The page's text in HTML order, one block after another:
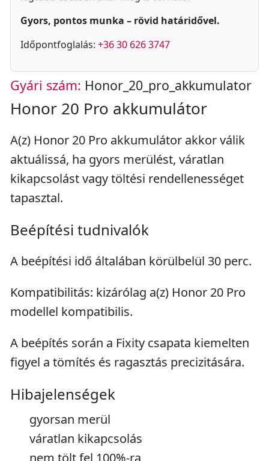
Gyors, pontos munka – rövid határidővel.
Időpontfoglalás: +36 30 626 3747
Gyári szám: Honor_20_pro_akkumulator
Honor 20 Pro akkumulátor
A(z) Honor 20 Pro akkumulátor akkor válik
aktuálissá, ha gyors merülést, váratlan
kikapcsolást vagy töltési rendellenességet
tapasztal.
Beépítési tudnivalók
A beépítési idő általában körülbelül 30 perc.
Kompatibilitás: kizárólag a(z) Honor 20 Pro
modellel kompatibilis.
A beépítés során a Fixity csapata kiemelten
figyel a tömítés és ragasztás precizitására.
Hibajelenségek
gyorsan merül
váratlan kikapcsolás
nem tölt fel 100%-ra